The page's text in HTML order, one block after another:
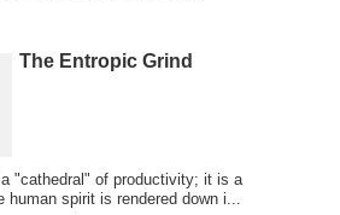
The Entropic Grind
"cathedral" of productivity; it is a
human spirit is rendered down i...